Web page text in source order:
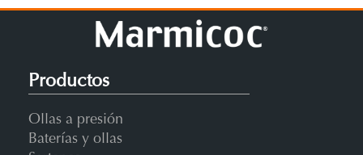
Productos
Ollas a presión
Baterías y ollas